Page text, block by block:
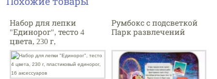
Набор для лепки
"Единорог", тесто 4
цвета, 230 г,
пластиковый единорог,
16 аксессуаров
Румбокс с подсветкой
Парк развлечений